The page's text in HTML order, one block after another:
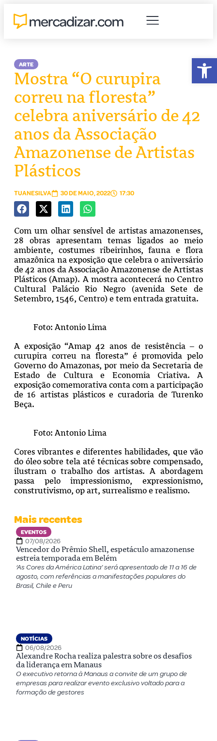
ARTE
Mostra “O curupira
correu na floresta”
celebra aniversário de 42
anos da Associação
Amazonense de Artistas
Plásticos
TUANESILVA 30 DE MAIO, 2022 17:30
Com um olhar sensível de artistas amazonenses,
28 obras apresentam temas ligados ao meio
ambiente, costumes ribeirinhos, fauna e flora
amazônica na exposição que celebra o aniversário
de 42 anos da Associação Amazonense de Artistas
Plásticos (Amap). A mostra acontecerá no Centro
Cultural Palácio Rio Negro (avenida Sete de
Setembro, 1546, Centro) e tem entrada gratuita.
Foto: Antonio Lima
A exposição “Amap 42 anos de resistência – o
curupira correu na floresta” é promovida pelo
Governo do Amazonas, por meio da Secretaria de
Estado de Cultura e Economia Criativa. A
exposição comemorativa conta com a participação
de 16 artistas plásticos e curadoria de Turenko
Beça.
Foto: Antonio Lima
Cores vibrantes e diferentes habilidades, que vão
do óleo sobre tela até técnicas sobre compensado,
ilustram o trabalho dos artistas. A abordagem
passa pelo impressionismo, expressionismo,
construtivismo, op art, surrealismo e realismo.
Mais recentes
EVENTOS
07/08/2026
Vencedor do Prêmio Shell, espetáculo amazonense
estreia temporada em Belém
‘As Cores da América Latina’ será apresentado de 11 a 16 de
agosto, com referências a manifestações populares do
Brasil, Chile e Peru
NOTÍCIAS
06/08/2026
Alexandre Rocha realiza palestra sobre os desafios
da liderança em Manaus
O executivo retorna à Manaus a convite de um grupo de
empresas para realizar evento exclusivo voltado para a
formação de gestores